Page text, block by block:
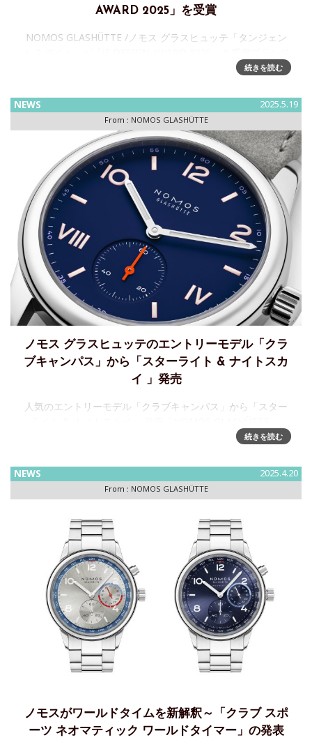
AWARD 2025」を受賞
NOMOS GLASHÜTTE /ノモス グラスヒュッテ「タンジェン
スタートより30 年間、ブランドのアイコンウォッチとして不
続きを読む
NEWS 2025.5.19
From : NOMOS GLASHÜTTE
ノモス グラスヒュッテのエントリーモデル「クラ
ブキャンパス」から「スターライト & ナイトスカ
イ 」発売
人気のエントリーモデル「クラブキャンパス」から「スター
は、「クラブキャンパス」シリーズの新製品「スターライト
続きを読む
NEWS 2025.4.20
From : NOMOS GLASHÜTTE
ノモスがワールドタイムを新解釈～「クラブ スポ
ーツ ネオマティック ワールドタイマー」の発表